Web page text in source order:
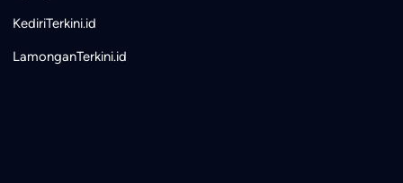
KediriTerkini.id
LamonganTerkini.id